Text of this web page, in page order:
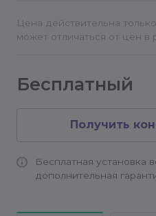
только на
оказывается.
приобретенные
или услуга, а право
Цена действительна
может отличаться от цен в
Бесплатный
Получить
Бесплатная установка
дополнительная